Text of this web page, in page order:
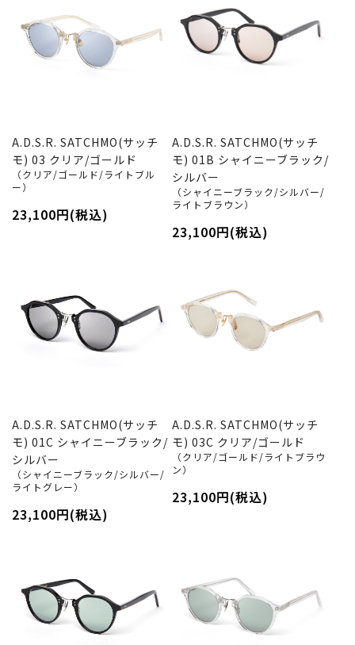
A.D.S.R. SATCHMO(サッチ
モ) 03 クリア/ゴールド
（クリア/ゴールド/ライトブル
ー）
23,100円(税込)
A.D.S.R. SATCHMO(サッチ
モ) 01B シャイニーブラック/
シルバー
（シャイニーブラック/シルバー/
ライトブラウン）
23,100円(税込)
A.D.S.R. SATCHMO(サッチ
モ) 01C シャイニーブラック/
シルバー
（シャイニーブラック/シルバー/
ライトグレー）
23,100円(税込)
A.D.S.R. SATCHMO(サッチ
モ) 03C クリア/ゴールド
（クリア/ゴールド/ライトブラウ
ン）
23,100円(税込)